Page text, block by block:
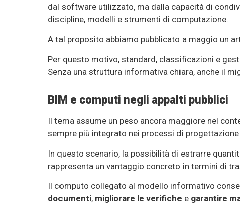
dal software utilizzato, ma dalla capacità di
discipline, modelli e strumenti di computazione.
A tal proposito abbiamo pubblicato a maggio un
Per questo motivo, standard, classificazioni e
Senza una struttura informativa chiara, anche il
BIM e computi negli appalti pubblici
Il tema assume un peso ancora maggiore nel
sempre più integrato nei processi di
In questo scenario, la possibilità di estrarre
rappresenta un vantaggio concreto in termini di
Il computo collegato al modello informativo
documenti, migliorare le verifiche e garantire